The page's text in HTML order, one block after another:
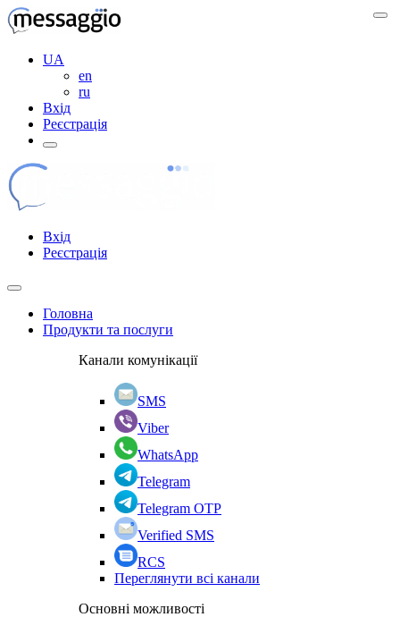
UA
en
ru
Вхід
Реєстрація
Вхід
Реєстрація
Головна
Продукти та послуги
Канали комунікації
SMS
Viber
WhatsApp
Telegram
Telegram OTP
Verified SMS
RCS
Переглянути всі канали
Основні можливості